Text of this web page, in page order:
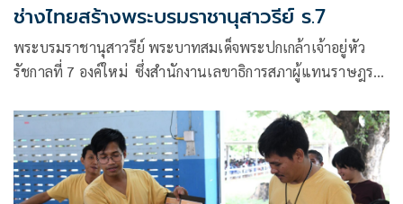
ช่างไทยสร้างพระบรมราชานุสาวรีย์ ร.7
พระบรมราชานุสาวรีย์ พระบาทสมเด็จพระปกเกล้าเจ้าอยู่หัว
รัชกาลที่ 7 องค์ใหม่ ซึ่งสำนักงานเลขาธิการสภาผู้แทนราษฎร
สิบหมู่ รับผิดชอบจัดสร้าง โดยจะมีขนาด 4 เท่าของพระองค์จริง